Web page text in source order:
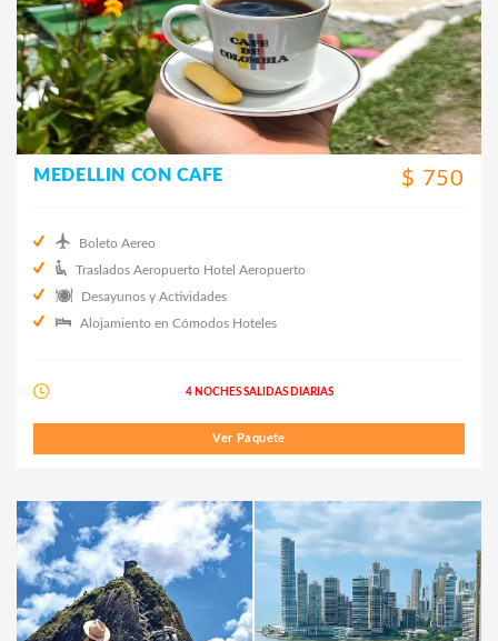
$ 750
MEDELLIN CON CAFE
Boleto Aereo
Traslados Aeropuerto Hotel Aeropuerto
Desayunos y Actividades
Alojamiento en Cómodos Hoteles
4 NOCHES SALIDAS DIARIAS
Ver Paquete